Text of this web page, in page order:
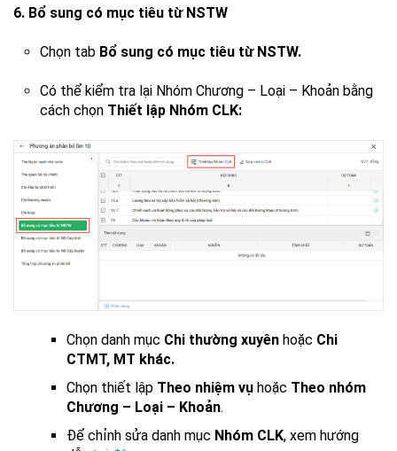
6. Bổ sung có mục tiêu từ NSTW
Chọn tab Bổ sung có mục tiêu từ NSTW.
Có thể kiểm tra lại Nhóm Chương – Loại – Khoản bằng
cách chọn Thiết lập Nhóm CLK:
Chọn danh mục Chi thường xuyên hoặc Chi
CTMT, MT khác.
Chọn thiết lập Theo nhiệm vụ hoặc Theo nhóm
Chương – Loại – Khoản.
Để chỉnh sửa danh mục Nhóm CLK, xem hướng